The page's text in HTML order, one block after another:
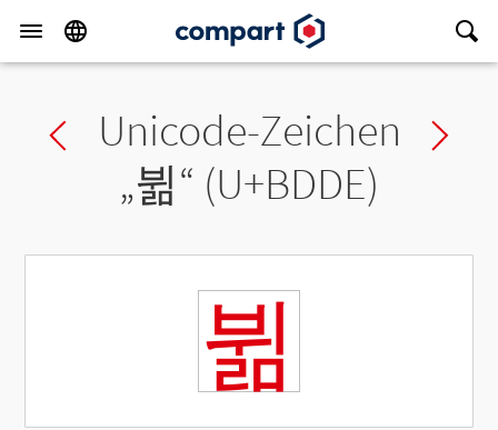
Previous char
Unicode-Zeichen
„뷞“ (U+BDDE)
뷞